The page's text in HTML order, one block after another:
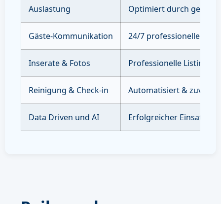
Auslastung Optimiert durch
Gäste-Kommunikation 24/7 professioneller
Inserate & Fotos Professionelle Listings
Reinigung & Check-in Automatisiert &
Data Driven und AI Erfolgreicher Einsatz